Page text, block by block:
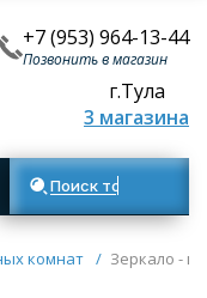
+7 (953) 964-13-44
Позвонить в магазин
г.Тула
3 магазина
Поиск товаров
комнат / Зеркало -